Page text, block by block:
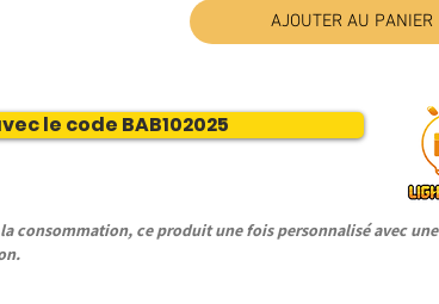
AJOUTER AU PANIER
le code BAB102025
consommation, ce produit une fois personnalisé avec une